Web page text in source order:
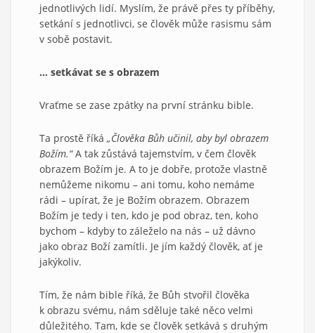
jednotlivých lidí. Myslím, že právě přes ty příběhy,
setkání s jednotlivci, se člověk může rasismu sám
v sobě postavit.
… setkávat se s obrazem
Vraťme se zase zpátky na první stránku bible.
Ta prostě říká „Člověka Bůh učinil, aby byl obrazem
Božím.“A tak zůstává tajemstvím, v čem člověk
obrazem Božím je. A to je dobře, protože vlastně
nemůžeme nikomu – ani tomu, koho nemáme
rádi – upírat, že je Božím obrazem. Obrazem
Božím je tedy i ten, kdo je pod obraz, ten, koho
bychom – kdyby to záleželo na nás – už dávno
jako obraz Boží zamítli. Je jím každý člověk, ať je
jakýkoliv.
Tím, že nám bible říká, že Bůh stvořil člověka
k obrazu svému, nám sděluje také něco velmi
důležitého. Tam, kde se člověk setkává s druhým